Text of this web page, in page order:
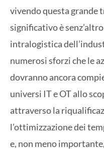
vivendo questa grande
significativo è
intralogistica
numerosi sforzi che le
dovranno ancora
universi IT e OT allo
attraverso la
l’ottimizzazione dei
e, non meno